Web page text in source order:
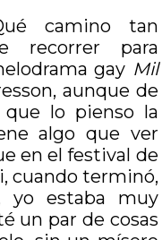
camino tan
recorrer para
gay Mil
aunque de
que lo pienso la
algo que ver
en el festival de
cuando terminó,
yo estaba muy
un par de cosas